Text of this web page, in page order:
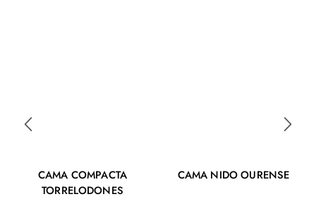
CAMA COMPACTA
TORRELODONES
CAMA NIDO OURENSE